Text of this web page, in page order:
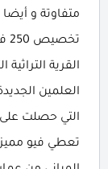
متفاوتة و
القرية
العلمين
التي حصلت على
تعطي فيو مميز